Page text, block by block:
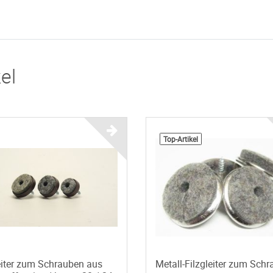
zum Schrauben aus
Top-Artikel
Metall-Filzgleiter zum